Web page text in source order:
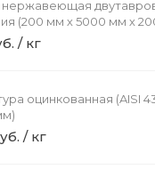
нержавеющая
(200 мм х 5000 мм х
/ кг
оцинкованная (AISI
/ кг